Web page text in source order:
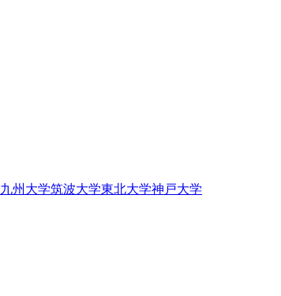
九州大学筑波大学東北大学神戸大学